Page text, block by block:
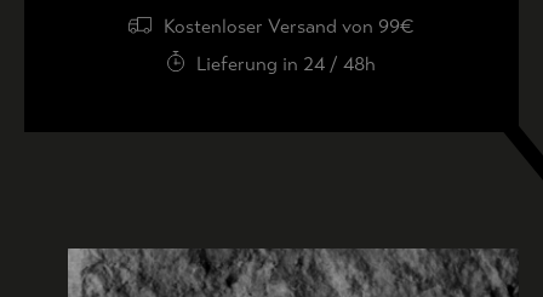
Kostenloser Versand von 99€
Lieferung in 24 / 48h